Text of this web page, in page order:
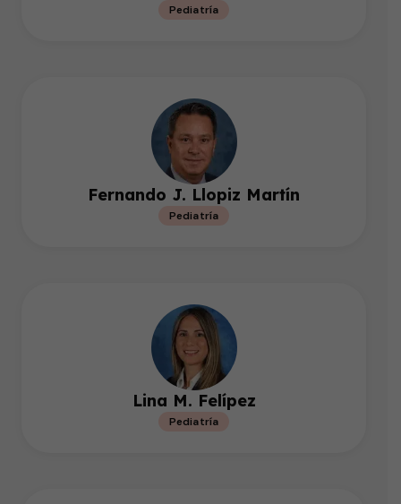
Pediatría
Fernando J. Llopiz Martín
Pediatría
Lina M. Felípez
Pediatría